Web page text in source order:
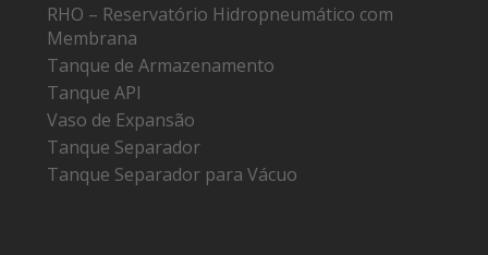
RHO – Reservatório Hidropneumático com
Membrana
Tanque de Armazenamento
Tanque API
Vaso de Expansão
Tanque Separador
Tanque Separador para Vácuo